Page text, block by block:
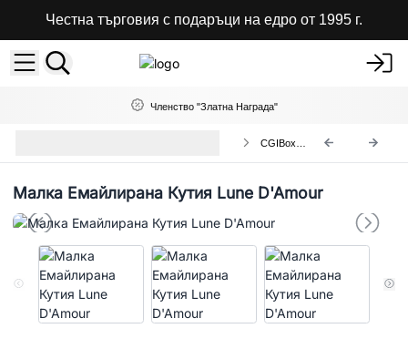
Честна търговия с подаръци на едро от 1995 г.
Членство "Златна Награда"
Малка Емайлирана Кутия Lune D'Amour